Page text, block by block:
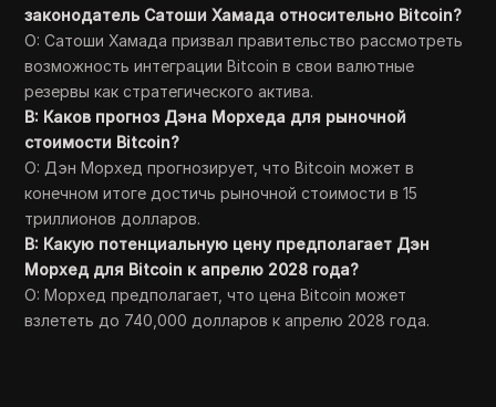
законодатель Сатоши Хамада относительно Bitcoin?
О: Сатоши Хамада призвал правительство рассмотреть
возможность интеграции Bitcoin в свои валютные
резервы как стратегического актива.
В: Каков прогноз Дэна Морхеда для рыночной
стоимости Bitcoin?
О: Дэн Морхед прогнозирует, что Bitcoin может в
конечном итоге достичь рыночной стоимости в 15
триллионов долларов.
В: Какую потенциальную цену предполагает Дэн
Морхед для Bitcoin к апрелю 2028 года?
О: Морхед предполагает, что цена Bitcoin может
взлететь до 740,000 долларов к апрелю 2028 года.